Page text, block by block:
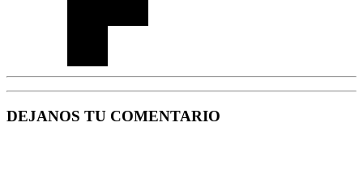
DEJANOS TU COMENTARIO